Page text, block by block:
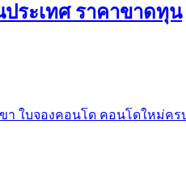
ระเทศ ราคาขาดทุน
า ใบจองคอนโด คอนโดใหม่ค